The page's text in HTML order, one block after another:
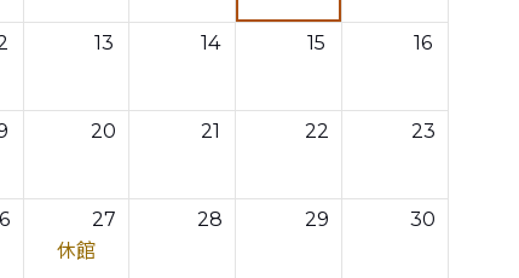
13 14 15 16
20 21 22 23
27
休館
28 29 30